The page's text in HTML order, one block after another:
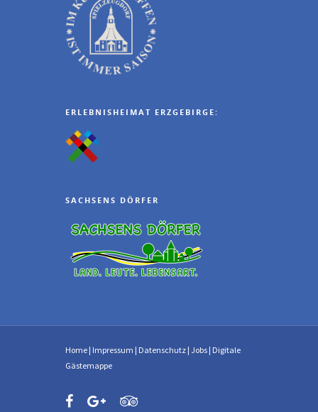
ERLEBNISHEIMAT ERZGEBIRGE:
SACHSENS DÖRFER
Home | Impressum | Datenschutz | Jobs | Digitale
Gästemappe